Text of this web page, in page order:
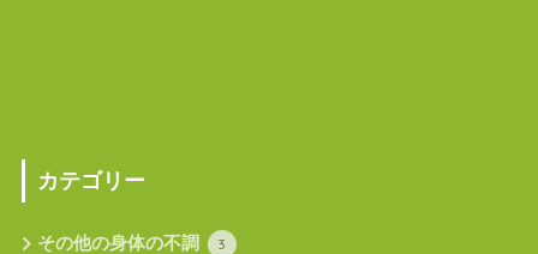
カテゴリー
その他の身体の不調 3